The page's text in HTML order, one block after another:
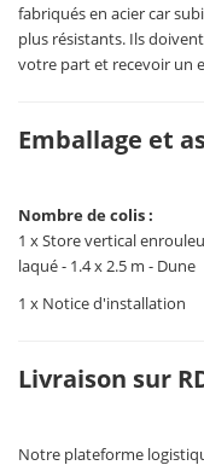
fabriqués en acier car
plus résistants. Ils
votre part et recevoir un
Emballage et
Nombre de colis :
1 x Store vertical
laqué - 1.4 x 2.5 m - Dune
1 x Notice d'installation
Livraison sur
Notre plateforme